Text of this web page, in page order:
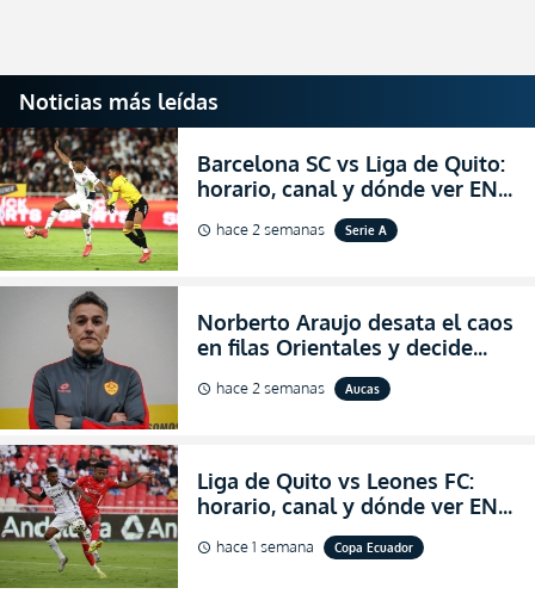
Noticias más leídas
Barcelona SC vs Liga de Quito:
horario, canal y dónde ver EN
VIVO la Fecha 22 de la LigaPro
2026
schedule hace 2 semanas Serie A
Norberto Araujo desata el caos
en filas Orientales y decide
abandonar la dirección técnica
de Aucas
schedule hace 2 semanas Aucas
Liga de Quito vs Leones FC:
horario, canal y dónde ver EN
VIVO los octavos de final de la
Copa Ecuador 2026
schedule hace 1 semana Copa Ecuador